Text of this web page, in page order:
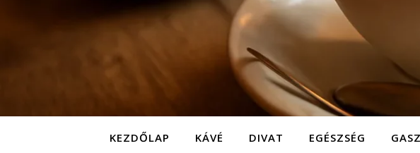
KEZDŐLAP KÁVÉ DIVAT EGÉSZSÉG